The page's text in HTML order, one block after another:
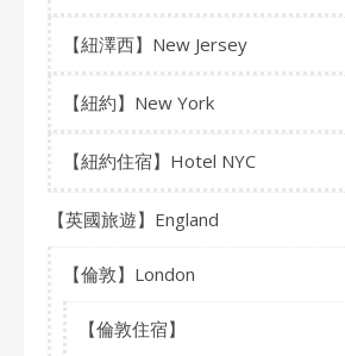
【紐澤西】New Jersey
【紐約】New York
【紐約住宿】Hotel NYC
【英國旅遊】England
【倫敦】London
【倫敦住宿】